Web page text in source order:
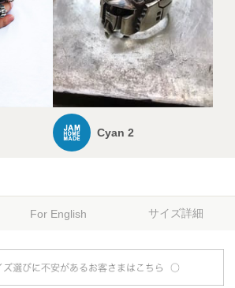
Cyan 2
For English サイズ詳細